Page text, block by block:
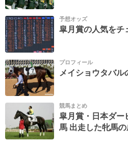
予想オッズ
皐月賞の人気をチ
プロフィール
メイショウタバル
競馬まとめ
皐月賞・日本ダー
馬 出走した牝馬